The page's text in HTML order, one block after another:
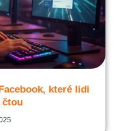
které lidi
čtou